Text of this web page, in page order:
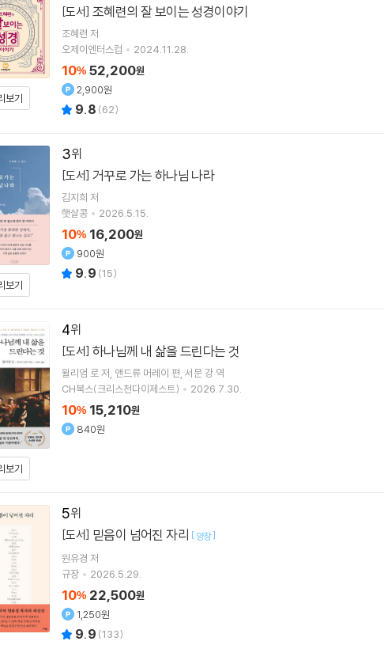
보기
[도서] 조혜련의 잘 보이는 성경이야기
조혜련 저
오제이엔터스컴
2024.11.28.
10% 52,200원
2,900원
9.8 (62)
3
보기
[도서] 거꾸로 가는 하나님 나라
김지희 저
햇살콩
2026.5.15.
10% 16,200원
900원
9.9 (15)
4
보기
[도서] 하나님께 내 삶을 드린다는 것
윌리엄 로저 앤드류 머레이 편 서문 강 역
CH북스(크리스천다이제스트)
2026.7.30.
10% 15,210원
840원
5
[도서] 믿음이 넘어진 자리 [ 양장]
원유경 저
규장
2026.5.29.
10% 22,500원
1,250원
9.9 (133)